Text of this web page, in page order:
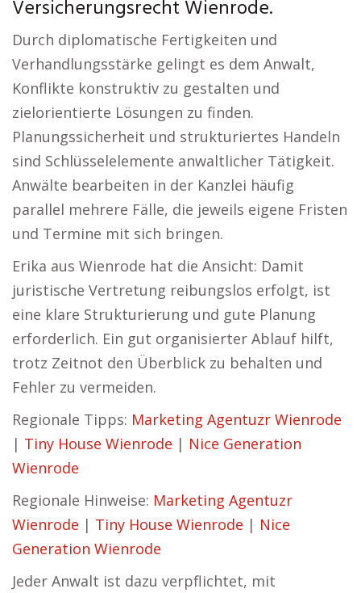
Versicherungsrecht Wienrode.
Durch diplomatische Fertigkeiten und
Verhandlungsstärke gelingt es dem Anwalt,
Konflikte konstruktiv zu gestalten und
zielorientierte Lösungen zu finden.
Planungssicherheit und strukturiertes Handeln
sind Schlüsselelemente anwaltlicher Tätigkeit.
Anwälte bearbeiten in der Kanzlei häufig
parallel mehrere Fälle, die jeweils eigene Fristen
und Termine mit sich bringen.
Erika aus Wienrode hat die Ansicht: Damit
juristische Vertretung reibungslos erfolgt, ist
eine klare Strukturierung und gute Planung
erforderlich. Ein gut organisierter Ablauf hilft,
trotz Zeitnot den Überblick zu behalten und
Fehler zu vermeiden.
Regionale Tipps: Marketing Agentuzr Wienrode
| Tiny House Wienrode | Nice Generation
Wienrode
Regionale Hinweise: Marketing Agentuzr
Wienrode | Tiny House Wienrode | Nice
Generation Wienrode
Jeder Anwalt ist dazu verpflichtet, mit